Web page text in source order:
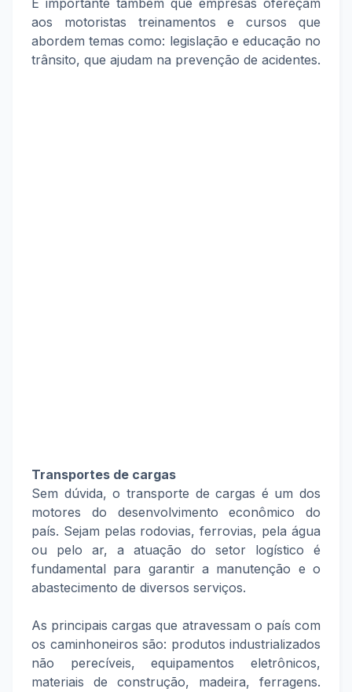
É importante também que empresas ofereçam
aos motoristas treinamentos e cursos que
abordem temas como: legislação e educação no
trânsito, que ajudam na prevenção de acidentes.
Transportes de cargas
Sem dúvida, o transporte de cargas é um dos
motores do desenvolvimento econômico do
país. Sejam pelas rodovias, ferrovias, pela água
ou pelo ar, a atuação do setor logístico é
fundamental para garantir a manutenção e o
abastecimento de diversos serviços.
As principais cargas que atravessam o país com
os caminhoneiros são: produtos industrializados
não perecíveis, equipamentos eletrônicos,
materiais de construção, madeira, ferragens.